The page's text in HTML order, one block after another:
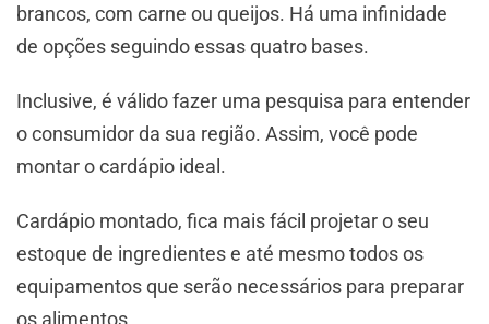
brancos, com carne ou queijos. Há uma infinidade
de opções seguindo essas quatro bases.
Inclusive, é válido fazer uma pesquisa para entender
o consumidor da sua região. Assim, você pode
montar o cardápio ideal.
Cardápio montado, fica mais fácil projetar o seu
estoque de ingredientes e até mesmo todos os
equipamentos que serão necessários para preparar
os alimentos.